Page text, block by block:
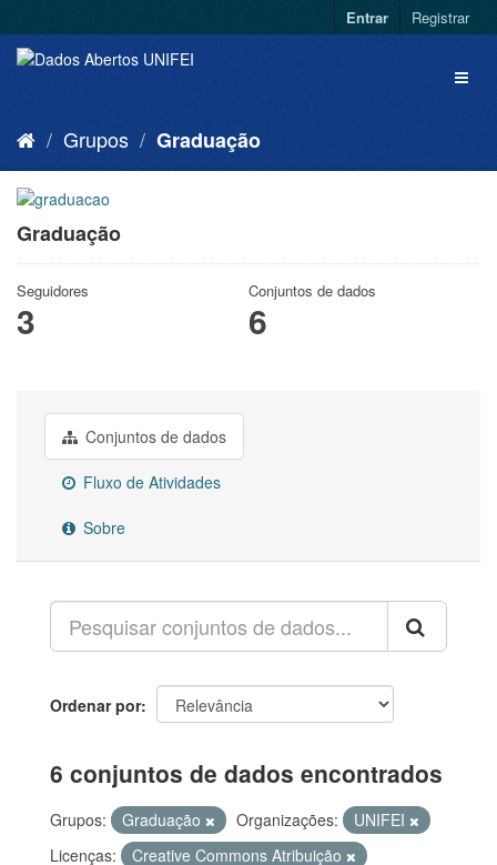
Entrar Registrar
Grupos Graduação
Graduação
Seguidores
3
Conjuntos de dados
6
Conjuntos de dados
Fluxo de Atividades
Sobre
Ordenar por
6 conjuntos de dados encontrados
Grupos: Graduação Organizações:
UNIFEI
Licenças:
Creative Commons Atribuição